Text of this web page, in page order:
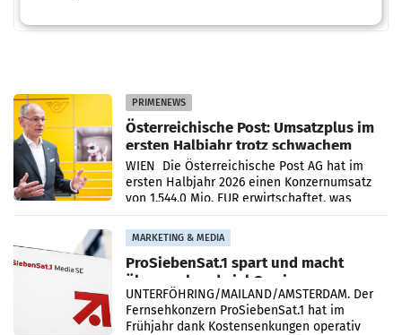
PRIMENEWS
Österreichische Post: Umsatzplus im
ersten Halbjahr trotz schwachem
Briefgeschäft
WIEN Die Österreichische Post AG hat im
ersten Halbjahr 2026 einen Konzernumsatz
von 1.544,0 Mio. EUR erwirtschaftet, was
einem Plus von 3,8 Prozent gegenüber dem
Vergleichszeitraum
MARKETING & MEDIA
ProSiebenSat.1 spart und macht
überraschend viel Gewinn
UNTERFÖHRING/MAILAND/AMSTERDAM. Der
Fernsehkonzern ProSiebenSat.1 hat im
Frühjahr dank Kostensenkungen operativ